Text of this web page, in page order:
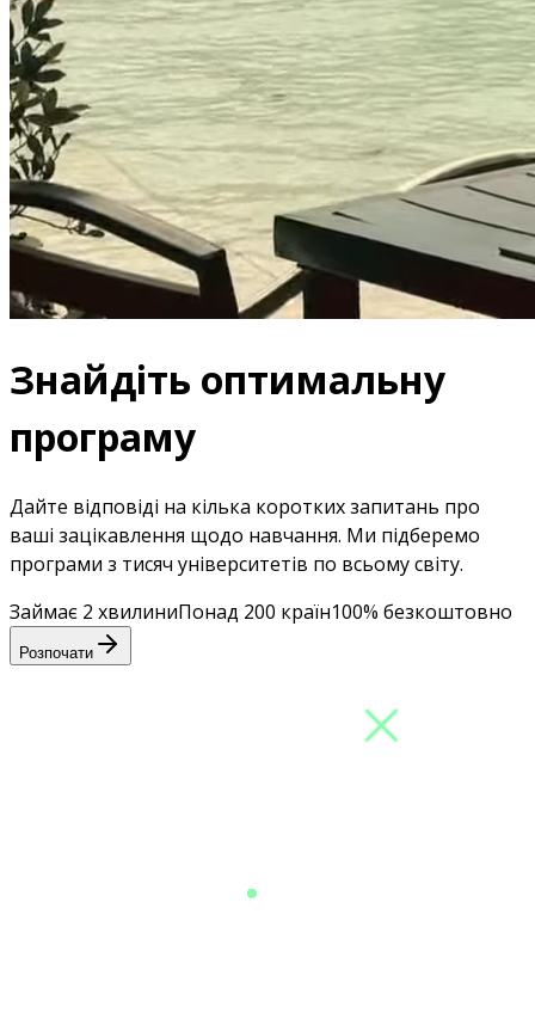
Знайдіть оптимальну
програму
Дайте відповіді на кілька коротких запитань про
ваші зацікавлення щодо навчання. Ми підберемо
програми з тисяч університетів по всьому світу.
Займає 2 хвилиниПонад 200 країн100% безкоштовно
Розпочати